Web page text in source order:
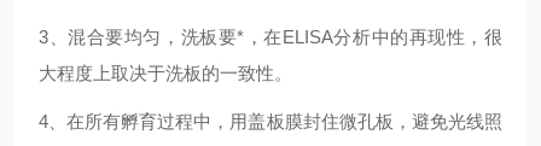
3、混合要均匀，洗板要*，在ELISA分析中的再现性，很
大程度上取决于洗板的一致性。
4、在所有孵育过程中，用盖板膜封住微孔板，避免光线照